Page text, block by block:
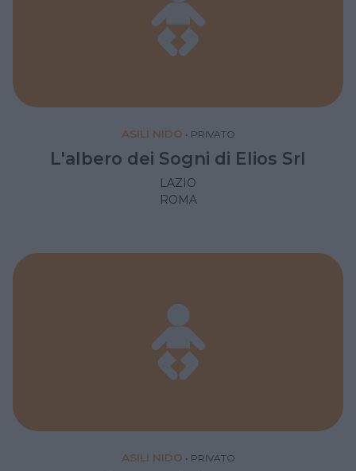
ASILI NIDO • PRIVATO
L'albero dei Sogni di Elios Srl
LAZIO
ROMA
ASILI NIDO • PRIVATO